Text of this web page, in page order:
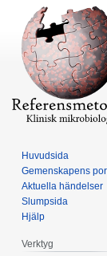
Huvudsida
Gemenskapens
Aktuella händelser
Slumpsida
Hjälp
Verktyg